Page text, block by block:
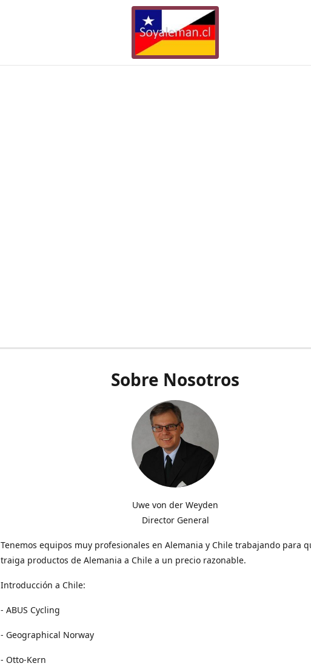
Sobre Nosotros
Uwe von der Weyden
Director General
Tenemos equipos muy profesionales en Alemania y Chile trabajando para
traiga productos de Alemania a Chile a un precio razonable.
Introducción a Chile:
- ABUS Cycling
- Geographical Norway
- Otto-Kern